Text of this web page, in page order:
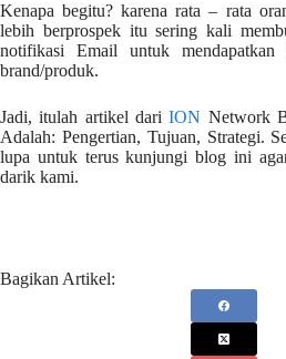
Kenapa begitu? karena rata – rata
lebih berprospek itu sering kali
notifikasi Email untuk
brand/produk.
Jadi, itulah artikel dariION Network
Adalah: Pengertian, Tujuan, Strategi.
lupa untuk terus kunjungi blog ini
darik kami.
Bagikan Artikel: